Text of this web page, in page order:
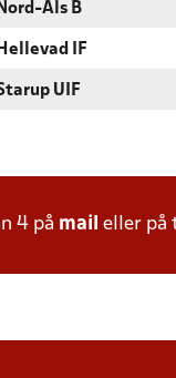
Nord-Als B
Hellevad IF
UIF
4 på mail eller